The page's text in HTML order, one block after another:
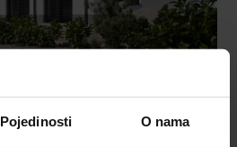
Pojedinosti O nama